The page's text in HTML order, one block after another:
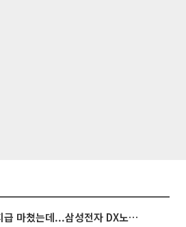
3445억 자사주 지급 마쳤는데...삼성전자 DX노조, 뒤늦은 '떼쓰기 집회'